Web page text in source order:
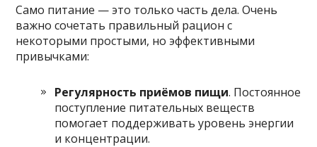
Само питание — это только часть дела. Очень
важно сочетать правильный рацион с
некоторыми простыми, но эффективными
привычками:
Регулярность приёмов пищи. Постоянное
поступление питательных веществ
помогает поддерживать уровень энергии
и концентрации.